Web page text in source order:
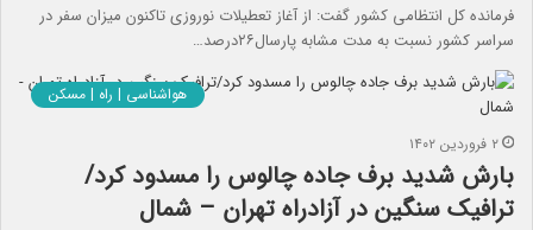
فرمانده کل انتظامی کشور گفت: از آغاز تعطیلات نوروزی تاکنون میزان سفر در
سراسر کشور نسبت به مدت مشابه پارسال۲۶درصد…
هواشناسی | راه | مسکن
۲ فروردین ۱۴۰۲
بارش شدید برف جاده چالوس را مسدود کرد/
ترافیک سنگین در آزادراه تهران – شمال